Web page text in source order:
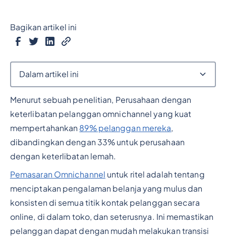
Menurut sebuah penelitian, Perusahaan dengan
keterlibatan pelanggan omnichannel yang kuat
mempertahankan 89% pelanggan mereka,
dibandingkan dengan 33% untuk perusahaan
dengan keterlibatan lemah.
Pemasaran Omnichannel untuk ritel adalah tentang
menciptakan pengalaman belanja yang mulus dan
konsisten di semua titik kontak pelanggan secara
online, di dalam toko, dan seterusnya. Ini memastikan
pelanggan dapat dengan mudah melakukan transisi
Bagikan artikel ini
Dalam artikel ini
Judul 2